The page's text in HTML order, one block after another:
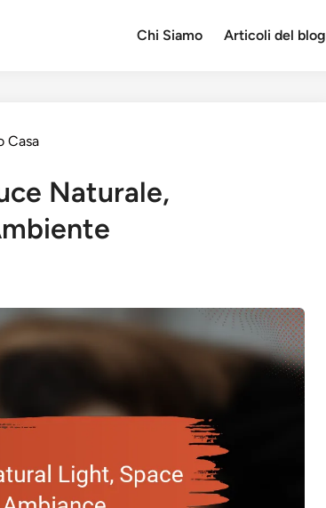
Chi Siamo Articoli del blog
Casa
Naturale,